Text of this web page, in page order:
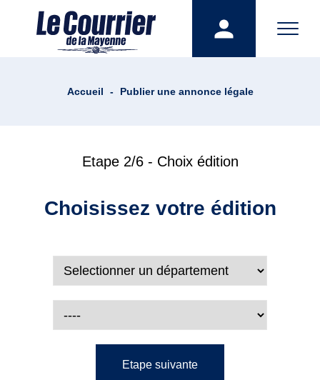
Accueil - Publier une annonce légale
Etape 2/6 - Choix édition
Choisissez votre édition
Etape suivante